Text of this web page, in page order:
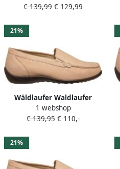
€ 139,99 € 129,99
21%
Wäldlaufer Waldlaufer
beige leren dames
instappers
1 webshop
€ 139,95 € 110,-
21%